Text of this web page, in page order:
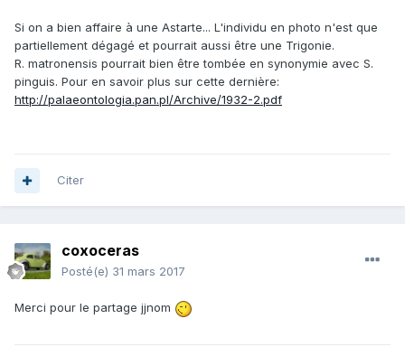
Si on a bien affaire à une Astarte... L'individu en photo n'est que
partiellement dégagé et pourrait aussi être une Trigonie.
R. matronensis pourrait bien être tombée en synonymie avec S.
pinguis. Pour en savoir plus sur cette dernière:
http://palaeontologia.pan.pl/Archive/1932-2.pdf
Citer
coxoceras
Posté(e) 31 mars 2017
Merci pour le partage jjnom